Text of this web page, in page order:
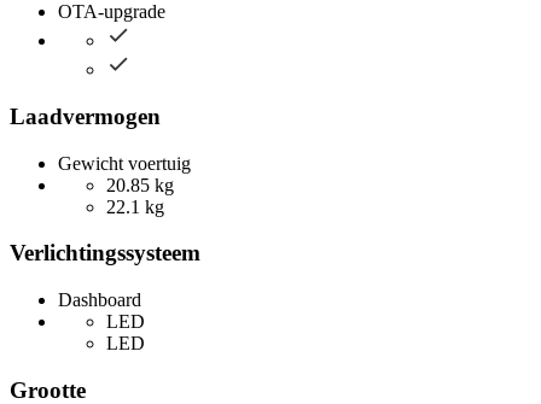
OTA-upgrade
Laadvermogen
Gewicht voertuig
20.85 kg
22.1 kg
Verlichtingssysteem
Dashboard
LED
LED
Grootte